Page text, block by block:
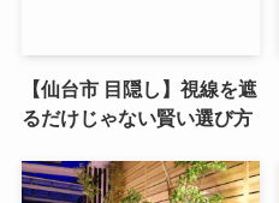
【仙台市 目隠し】視線を遮
るだけじゃない賢い選び方